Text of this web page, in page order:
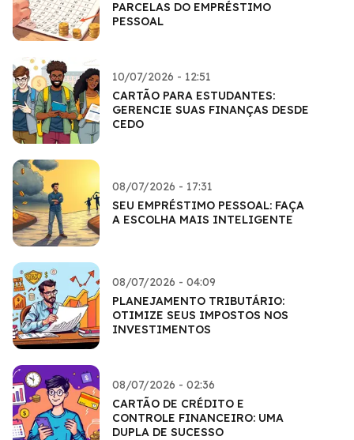
PARCELAS DO EMPRÉSTIMO
PESSOAL
10/07/2026 - 12:51
CARTÃO PARA ESTUDANTES:
GERENCIE SUAS FINANÇAS DESDE
CEDO
08/07/2026 - 17:31
SEU EMPRÉSTIMO PESSOAL: FAÇA
A ESCOLHA MAIS INTELIGENTE
08/07/2026 - 04:09
PLANEJAMENTO TRIBUTÁRIO:
OTIMIZE SEUS IMPOSTOS NOS
INVESTIMENTOS
08/07/2026 - 02:36
CARTÃO DE CRÉDITO E
CONTROLE FINANCEIRO: UMA
DUPLA DE SUCESSO